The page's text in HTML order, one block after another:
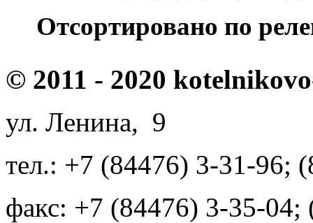
Отсортировано по
© 2011 - 2020
ул. Ленина, 9
тел.: +7 (84476) 3-31-96;
факс: +7 (84476) 3-35-04;